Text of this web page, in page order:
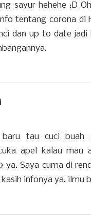
sayur hehehe :D
tentang corona di
dan up to date jadi
baru tau cuci buah
apel kalau mau
ya. Saya cuma di
kasih infonya ya, ilmu